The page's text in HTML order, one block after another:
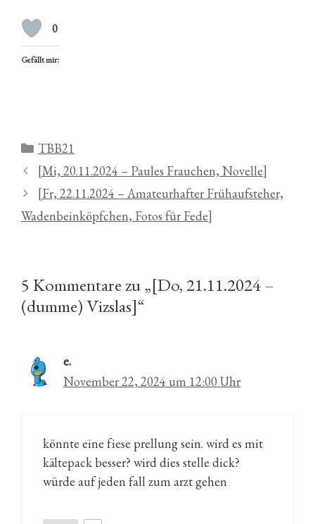
0
Gefällt mir:
Kategorien
TBB21
[Mi, 20.11.2024 – Paules Frauchen, Novelle]
[Fr, 22.11.2024 – Amateurhafter Frühaufsteher,
Wadenbeinköpfchen, Fotos für Fede]
5 Kommentare zu „[Do, 21.11.2024 –
(dumme) Vizslas]“
e.
November 22, 2024 um 12:00 Uhr
könnte eine fiese prellung sein. wird es mit
kältepack besser? wird dies stelle dick?
würde auf jeden fall zum arzt gehen